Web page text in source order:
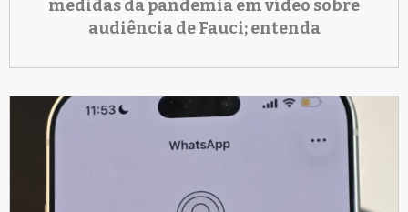
medidas da pandemia em vídeo sobre
audiência de Fauci; entenda